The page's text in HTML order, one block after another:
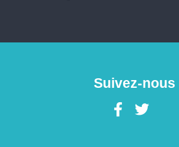
Suivez-nous